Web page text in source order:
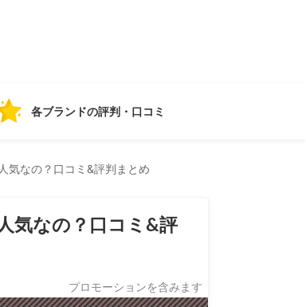
各ブランドの評判・口コミ
気なの？口コミ&評判まとめ
気なの？口コミ&評
プロモーションを含みます